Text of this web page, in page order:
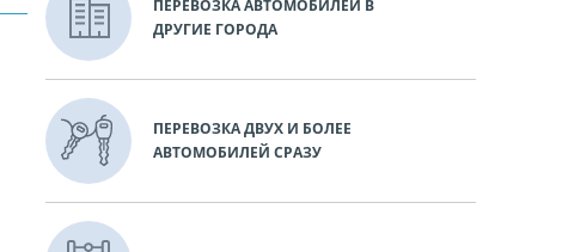
ПЕРЕВОЗКА АВТОМОБИЛЕЙ В
ДРУГИЕ ГОРОДА
ПЕРЕВОЗКА ДВУХ И БОЛЕЕ
АВТОМОБИЛЕЙ СРАЗУ